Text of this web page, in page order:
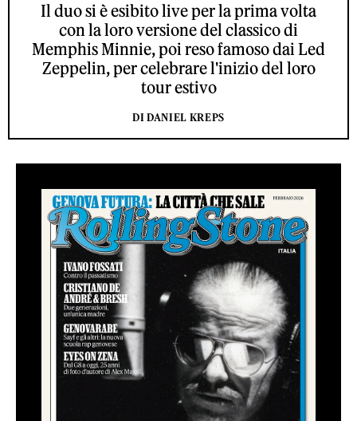
Il duo si è esibito live per la prima volta
con la loro versione del classico di
Memphis Minnie, poi reso famoso dai Led
Zeppelin, per celebrare l'inizio del loro
tour estivo
DI DANIEL KREPS